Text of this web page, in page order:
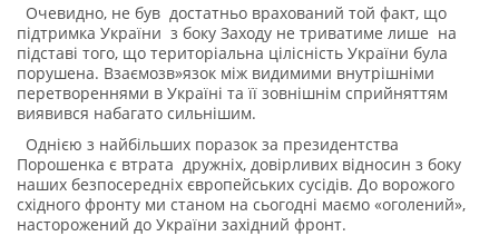
Очевидно, не був достатньо врахований той факт, що
підтримка України з боку Заходу не триватиме лише на
підставі того, що територіальна цілісність України була
порушена. Взаємозв»язок між видимими внутрішніми
перетвореннями в Україні та її зовнішнім сприйняттям
виявився набагато сильнішим.
Однією з найбільших поразок за президентства
Порошенка є втрата дружніх, довірливих відносин з боку
наших безпосередніх європейських сусідів. До ворожого
східного фронту ми станом на сьогодні маємо «оголений»,
насторожений до України західний фронт.